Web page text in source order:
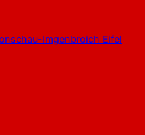
Imgenbroich Eifel